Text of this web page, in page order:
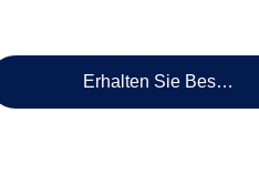
Erhalten Sie Besten